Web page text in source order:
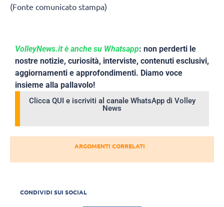
(Fonte comunicato stampa)
VolleyNews.it è anche su Whatsapp: non perderti le
nostre notizie, curiosità, interviste, contenuti esclusivi,
aggiornamenti e approfondimenti. Diamo voce
insieme alla pallavolo!
Clicca QUI e iscriviti al canale WhatsApp di Volley
News
ARGOMENTI CORRELATI
CONDIVIDI SUI SOCIAL